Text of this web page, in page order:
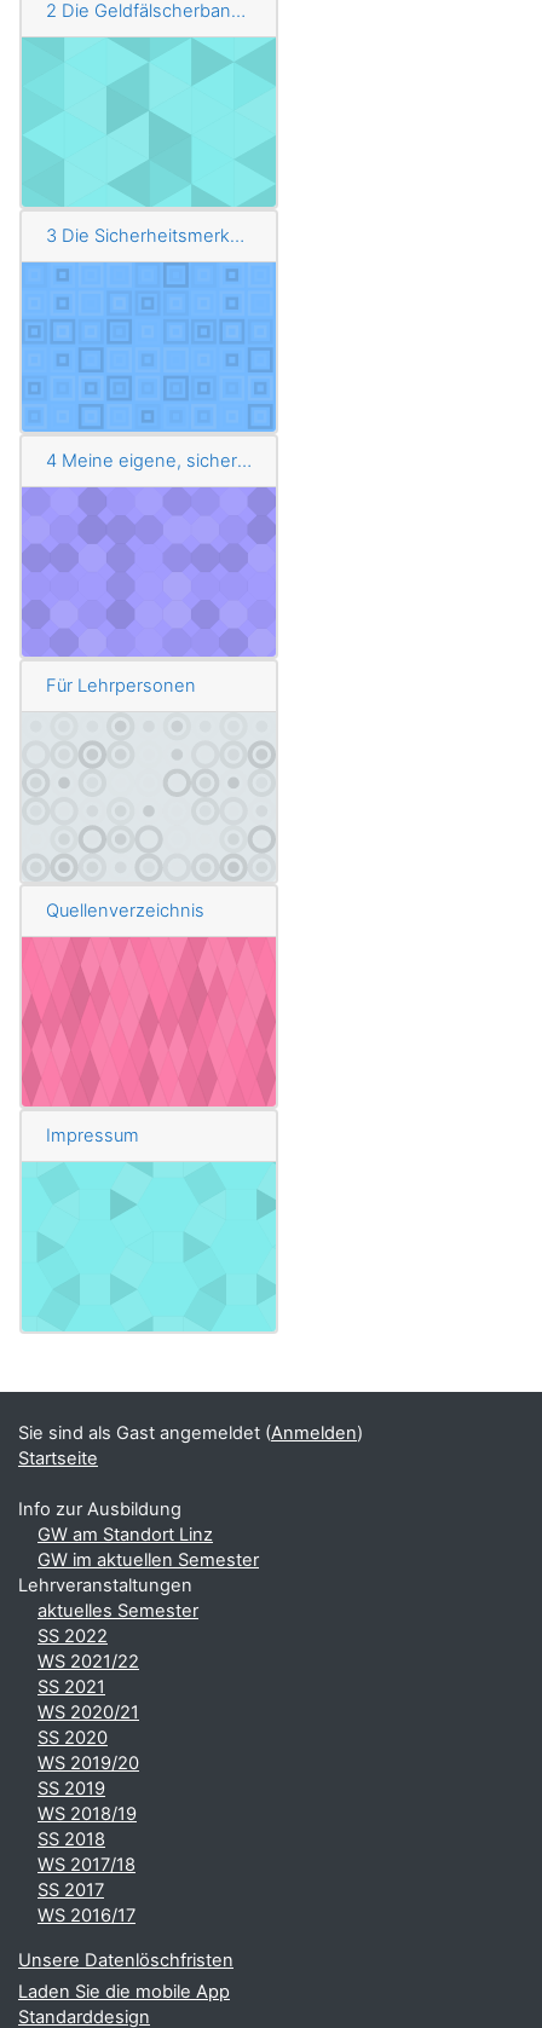
2 Die Geldfälscherbande
3 Die Sicherheitsmerkmale der 5-Euro-Banknote
4 Meine eigene, sichere 5-Euro-Banknote
Für Lehrpersonen
Quellenverzeichnis
Impressum
Ergänzungsblöcke
Sie sind als Gast angemeldet (Anmelden)
Startseite
Info zur Ausbildung
GW am Standort Linz
GW im aktuellen Semester
Lehrveranstaltungen
aktuelles Semester
SS 2022
WS 2021/22
SS 2021
WS 2020/21
SS 2020
WS 2019/20
SS 2019
WS 2018/19
SS 2018
WS 2017/18
SS 2017
WS 2016/17
Unsere Datenlöschfristen
Laden Sie die mobile App
Standarddesign